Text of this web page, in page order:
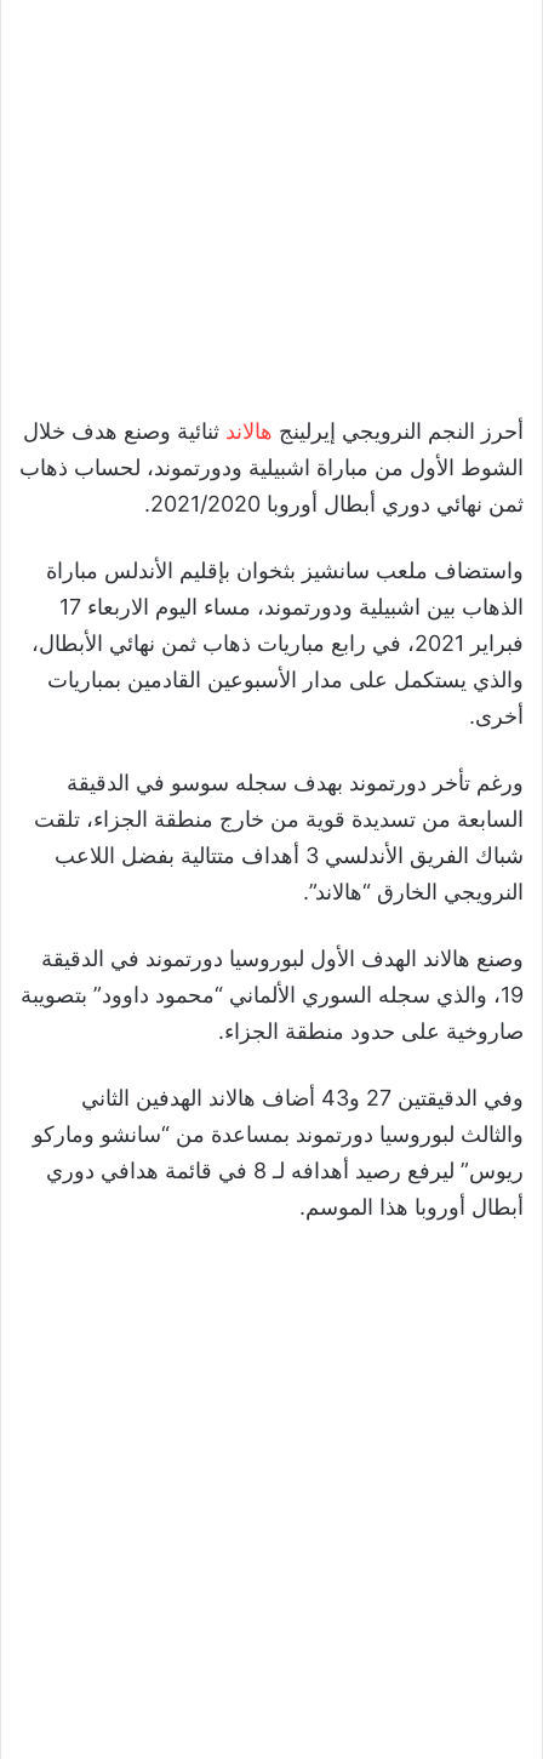
أحرز النجم النرويجي إيرلينج هالاند ثنائية وصنع هدف خلال
الشوط الأول من مباراة اشبيلية ودورتموند، لحساب ذهاب
ثمن نهائي دوري أبطال أوروبا 2021/2020.
واستضاف ملعب سانشيز بثخوان بإقليم الأندلس مباراة
الذهاب بين اشبيلية ودورتموند، مساء اليوم الاربعاء 17
فبراير 2021، في رابع مباريات ذهاب ثمن نهائي الأبطال،
والذي يستكمل على مدار الأسبوعين القادمين بمباريات
أخرى.
ورغم تأخر دورتموند بهدف سجله سوسو في الدقيقة
السابعة من تسديدة قوية من خارج منطقة الجزاء، تلقت
شباك الفريق الأندلسي 3 أهداف متتالية بفضل اللاعب
النرويجي الخارق “هالاند”.
وصنع هالاند الهدف الأول لبوروسيا دورتموند في الدقيقة
19، والذي سجله السوري الألماني “محمود داوود” بتصويبة
صاروخية على حدود منطقة الجزاء.
وفي الدقيقتين 27 و43 أضاف هالاند الهدفين الثاني
والثالث لبوروسيا دورتموند بمساعدة من “سانشو وماركو
ريوس” ليرفع رصيد أهدافه لـ 8 في قائمة هدافي دوري
أبطال أوروبا هذا الموسم.